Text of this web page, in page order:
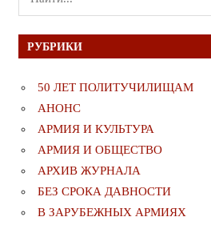
для:
РУБРИКИ
50 ЛЕТ ПОЛИТУЧИЛИЩАМ
АНОНС
АРМИЯ И КУЛЬТУРА
АРМИЯ И ОБЩЕСТВО
АРХИВ ЖУРНАЛА
БЕЗ СРОКА ДАВНОСТИ
В ЗАРУБЕЖНЫХ АРМИЯХ